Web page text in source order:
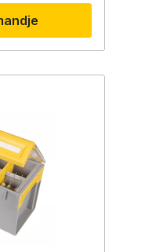
vakjes
te vinden
van een
ritssluiting voor
deze slimme